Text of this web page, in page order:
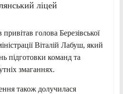
ліцей
голова Березівської
Віталій Лабуш, який
підготовки команд та
змаганнях.
також долучилася